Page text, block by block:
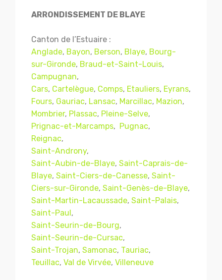
ARRONDISSEMENT DE BLAYE
Canton de l’Estuaire :
Anglade, Bayon, Berson, Blaye, Bourg-
sur-Gironde, Braud-et-Saint-Louis,
Campugnan,
Cars, Cartelègue, Comps, Etauliers, Eyrans,
Fours, Gauriac, Lansac, Marcillac, Mazion,
Mombrier, Plassac, Pleine-Selve,
Prignac-et-Marcamps, Pugnac,
Reignac,
Saint-Androny,
Saint-Aubin-de-Blaye, Saint-Caprais-de-
Blaye, Saint-Ciers-de-Canesse, Saint-
Ciers-sur-Gironde, Saint-Genès-de-Blaye,
Saint-Martin-Lacaussade, Saint-Palais,
Saint-Paul,
Saint-Seurin-de-Bourg,
Saint-Seurin-de-Cursac,
Saint-Trojan, Samonac, Tauriac,
Teuillac, Val de Virvée, Villeneuve
Mentions légales CGV
© Copyright 2018 - 2021
TRAITEMENT- tous droits réservés - site réalisé et
référencé par© MACWIN